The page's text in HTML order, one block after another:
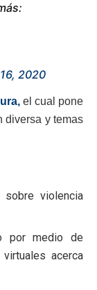
2020
el cual pone
diversa y temas
violencia
por medio de
acerca